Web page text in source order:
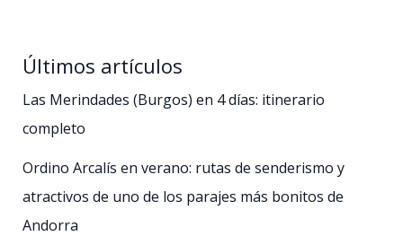
Últimos artículos
Las Merindades (Burgos) en 4 días: itinerario
completo
Ordino Arcalís en verano: rutas de senderismo y
atractivos de uno de los parajes más bonitos de
Andorra